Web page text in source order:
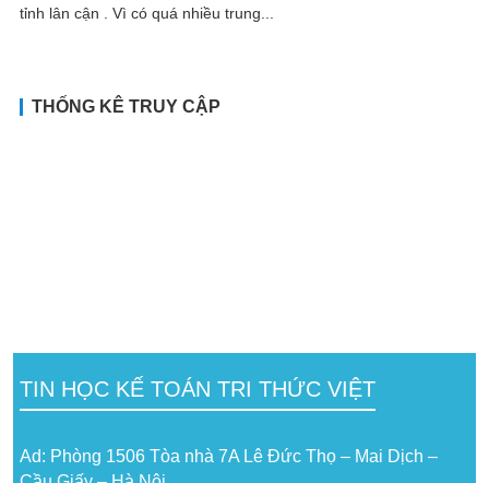
tỉnh lân cận . Vì có quá nhiều trung...
THỐNG KÊ TRUY CẬP
TIN HỌC KẾ TOÁN TRI THỨC VIỆT
Ad: Phòng 1506 Tòa nhà 7A Lê Đức Thọ – Mai Dịch –